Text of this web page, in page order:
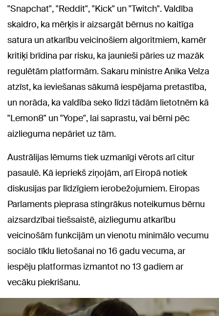
"Snapchat", "Reddit", "Kick" un "Twitch". Valdība
skaidro, ka mērķis ir aizsargāt bērnus no kaitīga
satura un atkarību veicinošiem algoritmiem, kamēr
kritiķi brīdina par risku, ka jaunieši pāries uz mazāk
regulētām platformām. Sakaru ministre Anika Velza
atzīst, ka ieviešanas sākumā iespējama pretastība,
un norāda, ka valdība seko līdzi tādām lietotnēm kā
"Lemon8" un "Yope", lai saprastu, vai bērni pēc
aizlieguma nepāriet uz tām.
Austrālijas lēmums tiek uzmanīgi vērots arī citur
pasaulē. Kā iepriekš ziņojām, arī Eiropā notiek
diskusijas par līdzīgiem ierobežojumiem. Eiropas
Parlaments pieprasa stingrākus noteikumus bērnu
aizsardzībai tiešsaistē, aizliegumu atkarību
veicinošām funkcijām un vienotu minimālo vecumu
sociālo tīklu lietošanai no 16 gadu vecuma, ar
iespēju platformas izmantot no 13 gadiem ar
vecāku piekrišanu.